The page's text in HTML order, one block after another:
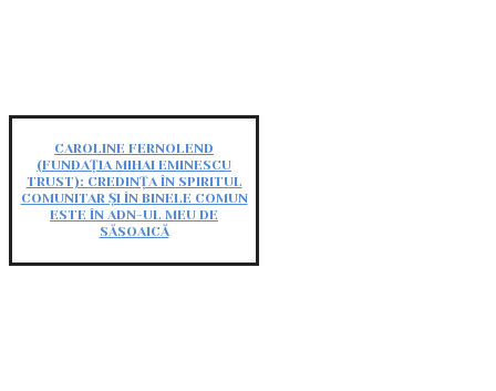
CAROLINE FERNOLEND
(FUNDAȚIA MIHAI EMINESCU
TRUST): CREDINȚA ÎN SPIRITUL
COMUNITAR ȘI ÎN BINELE COMUN
ESTE ÎN ADN-UL MEU DE
SĂSOAICĂ